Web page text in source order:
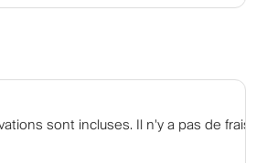
sont incluses. Il n'y a pas de frais